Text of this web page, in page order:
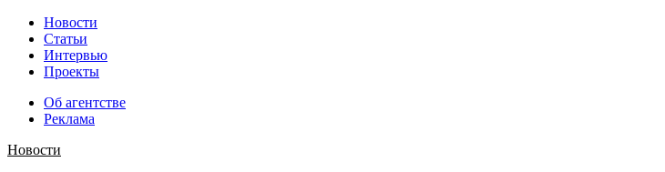
Новости
Статьи
Интервью
Проекты
Об агентстве
Реклама
Новости